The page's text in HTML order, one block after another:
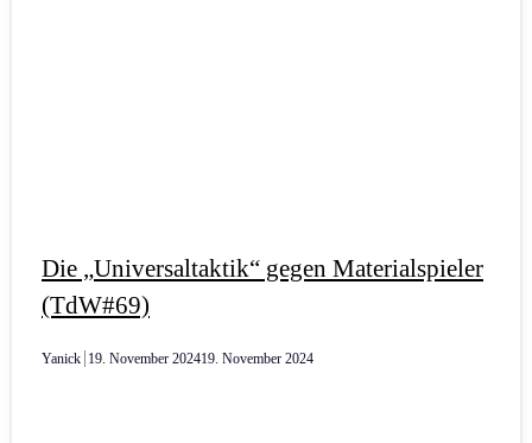
Die „Universaltaktik“ gegen Materialspieler
(TdW#69)
Yanick 19. November 202419. November 2024